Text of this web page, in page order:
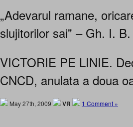
„Adevarul ramane,
slujitorilor sai" – Gh. I. B.
VICTORIE PE LINIE.
CNCD, anulata a doua
May 27th, 2009 VR 1 Comment »